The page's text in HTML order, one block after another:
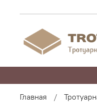
Главная